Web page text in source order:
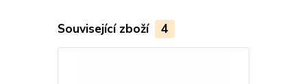
Související zboží 4